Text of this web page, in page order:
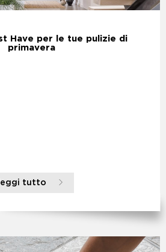
Have per le tue pulizie di
primavera
leggi tutto